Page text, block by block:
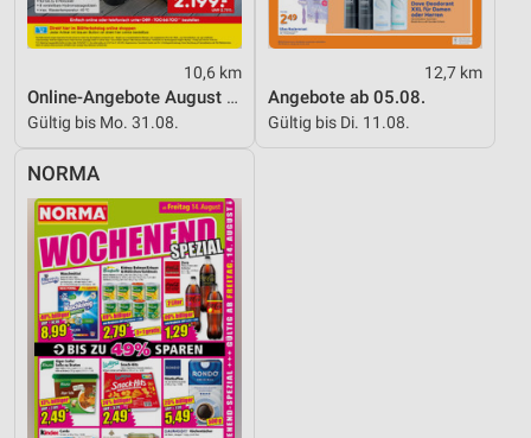
10,6 km
Online-Angebote August 2026
Gültig bis Mo. 31.08.
12,7 km
Angebote ab 05.08.
Gültig bis Di. 11.08.
NORMA